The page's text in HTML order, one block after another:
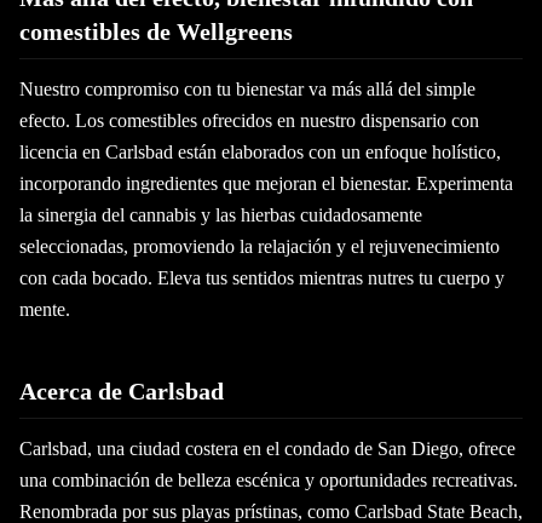
comestibles de Wellgreens
Nuestro compromiso con tu bienestar va más allá del simple
efecto. Los comestibles ofrecidos en nuestro dispensario con
licencia en Carlsbad están elaborados con un enfoque holístico,
incorporando ingredientes que mejoran el bienestar. Experimenta
la sinergia del cannabis y las hierbas cuidadosamente
seleccionadas, promoviendo la relajación y el rejuvenecimiento
con cada bocado. Eleva tus sentidos mientras nutres tu cuerpo y
mente.
Acerca de Carlsbad
Carlsbad, una ciudad costera en el condado de San Diego, ofrece
una combinación de belleza escénica y oportunidades recreativas.
Renombrada por sus playas prístinas, como Carlsbad State Beach,